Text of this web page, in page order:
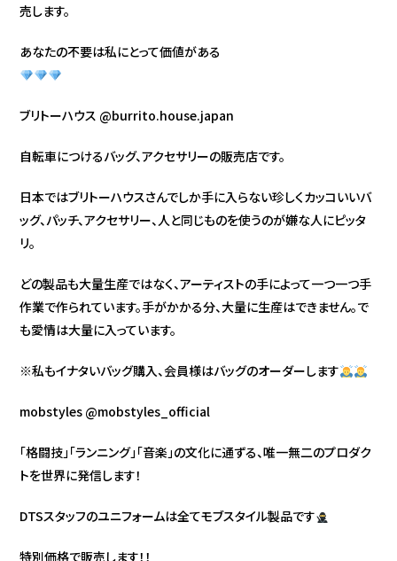
売します。
あなたの不要は私にとって価値がある
ブリトーハウス @burrito.house.japan
自転車につけるバッグ、アクセサリーの販売店です。
日本ではブリトーハウスさんでしか手に入らない珍しくカッコいいバ
ッグ、パッチ、アクセサリー、人と同じものを使うのが嫌な人にピッタ
リ。
どの製品も大量生産ではなく、アーティストの手によって一つ一つ手
作業で作られています。手がかかる分、大量に生産はできません。で
も愛情は大量に入っています。
※私もイナタいバッグ購入、会員様はバッグのオーダーします
mobstyles @mobstyles_official
「格闘技」「ランニング」「音楽」の文化に通ずる、唯一無二のプロダク
トを世界に発信します！
DTSスタッフのユニフォームは全てモブスタイル製品です
特別価格で販売します！！